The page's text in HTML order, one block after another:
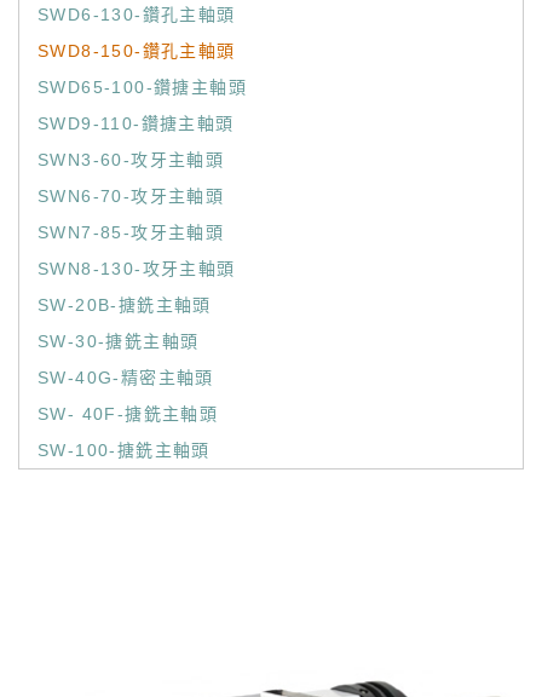
SWD6-130-鑽孔主軸頭
SWD8-150-鑽孔主軸頭
SWD65-100-鑽搪主軸頭
SWD9-110-鑽搪主軸頭
SWN3-60-攻牙主軸頭
SWN6-70-攻牙主軸頭
SWN7-85-攻牙主軸頭
SWN8-130-攻牙主軸頭
SW-20B-搪銑主軸頭
SW-30-搪銑主軸頭
SW-40G-精密主軸頭
SW- 40F-搪銑主軸頭
SW-100-搪銑主軸頭